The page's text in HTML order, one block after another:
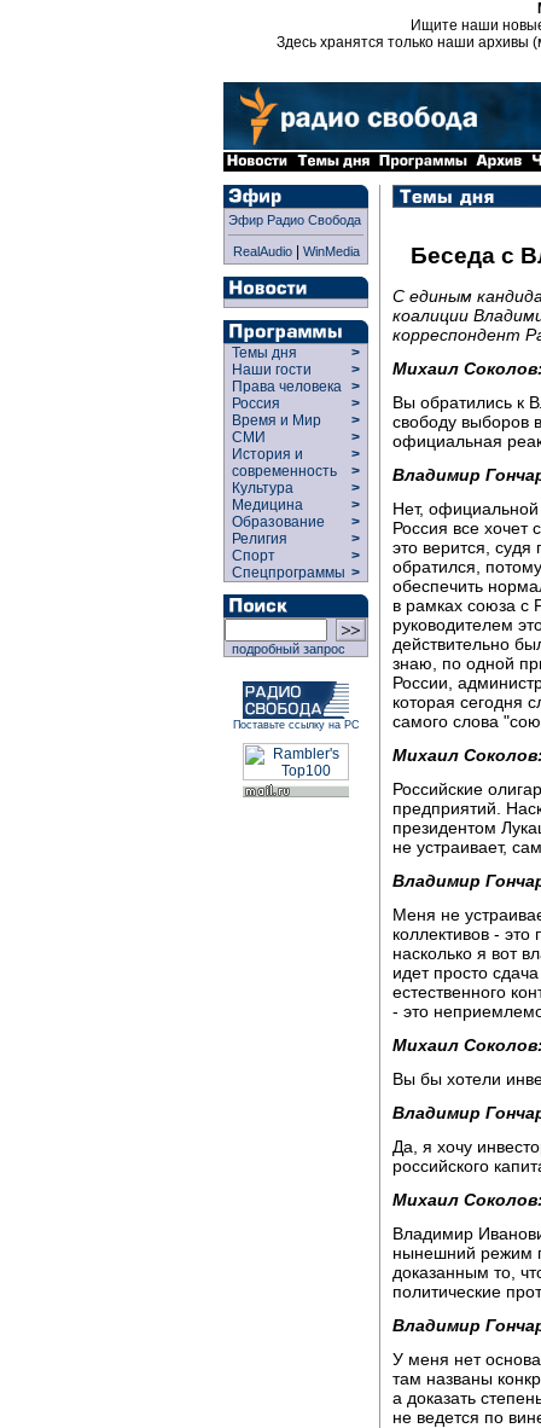
Ищите наши
Здесь хранятся только наши архивы
Эфир Радио Свобода
RealAudio| WinMedia
Темы дня
>
Наши гости
>
Права человека >
Россия
>
Время и Мир
>
СМИ
>
История и
современность
>
>
Культура
>
Медицина
>
Образование
>
Религия
>
Спорт
>
Спецпрограммы >
подробный запрос
Поставьте ссылку на РС
Беседа с
С единым
коалиции
корреспондент
Михаил
Вы обратились к
свободу выборов
официальная
Владимир
Нет,
Россия все хочет
это верится, судя
обратился,
обеспечить
в рамках союза с
руководителем
действительно
знаю, по одной
России,
которая сегодня
самого слова
Михаил
Российские
предприятий.
президентом
не устраивает,
Владимир
Меня не
коллективов -
насколько я вот
идет просто
естественного
- это
Михаил
Вы бы хотели
Владимир
Да, я хочу
российского
Михаил
Владимир
нынешний режим
доказанным то,
политические
Владимир
У меня нет
там названы
а доказать
не ведется по